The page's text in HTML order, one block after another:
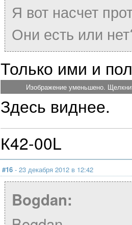
Я вот насчет
Они есть или
Только ими и
Изображение уменьшено.
Здесь виднее.
К42-00L
#16 - 23 декабря 2012 в 12:42
Bogdan: